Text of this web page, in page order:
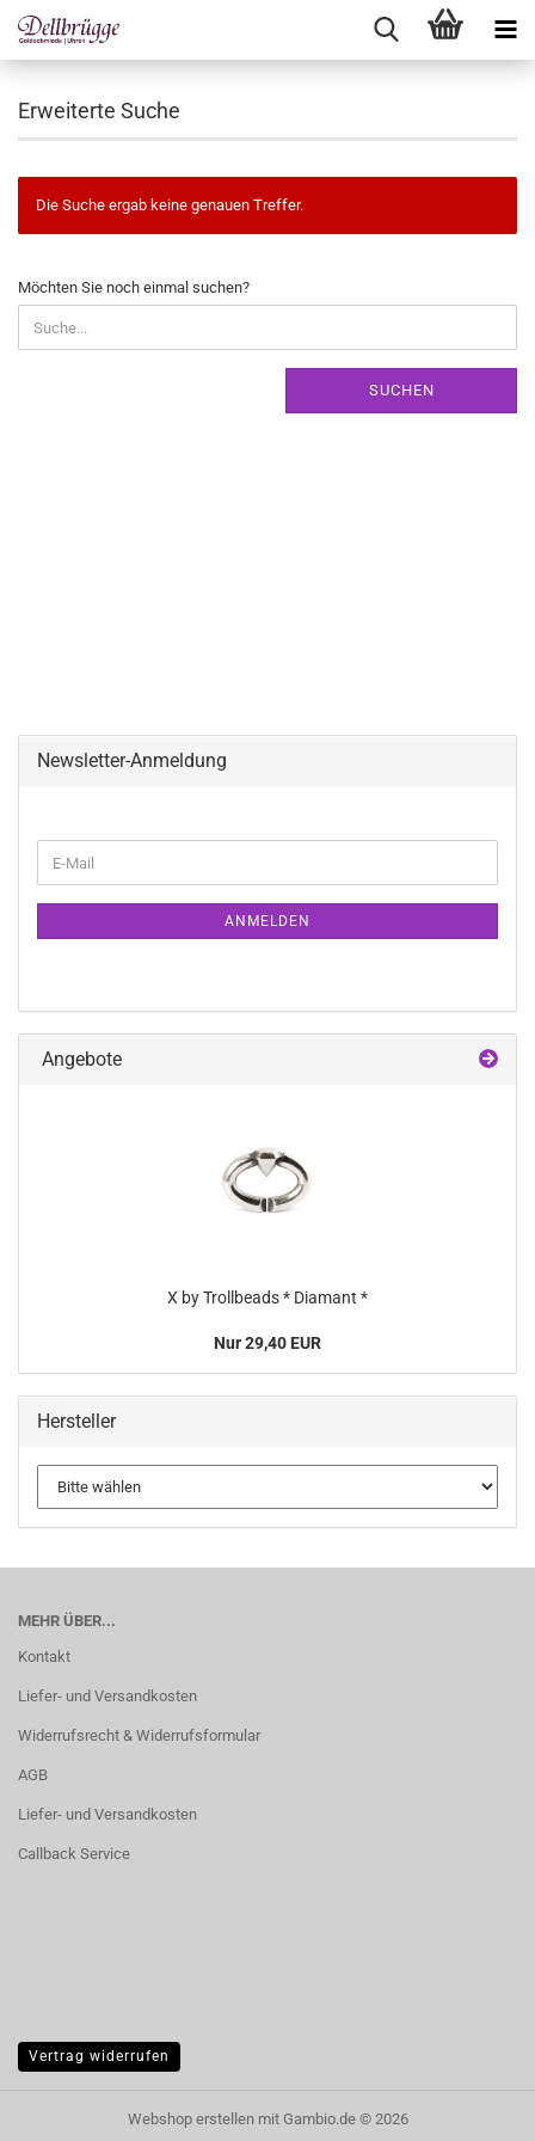
Erweiterte Suche
Die Suche ergab keine genauen Treffer.
MÖCHTEN
SIE
NOCH
EINMAL
Möchten Sie noch einmal suchen?
SUCHEN
Newsletter-Anmeldung
ZUR
E-
Mail
ANMELDEN
Angebote
X by Trollbeads * Diamant *
Nur 29,40 EUR
Hersteller
MEHR ÜBER...
Kontakt
Liefer- und Versandkosten
Widerrufsrecht & Widerrufsformular
AGB
Liefer- und Versandkosten
Callback Service
Vertrag widerrufen
Webshop erstellenmit Gambio.de © 2026